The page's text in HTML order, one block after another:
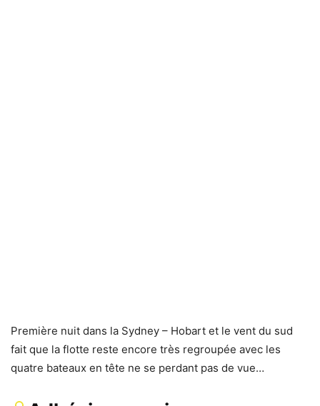
Première nuit dans la Sydney – Hobart et le vent du sud
fait que la flotte reste encore très regroupée avec les
quatre bateaux en tête ne se perdant pas de vue…